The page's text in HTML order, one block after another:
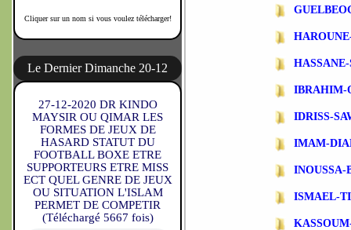
Cliquer sur un nom si vous voulez télécharger!
Le Dernier Dimanche 20-12
27-12-2020 DR KINDO
MAYSIR OU QIMAR LES
FORMES DE JEUX DE
HASARD STATUT DU
FOOTBALL BOXE ETRE
SUPPORTEURS ETRE MISS
ECT QUEL GENRE DE JEUX
OU SITUATION L'ISLAM
PERMET DE COMPETIR
(Téléchargé 5667 fois)
IBRAHIM-
IDRISS-
IMAM-
INOUSSA-
ISMAEL-